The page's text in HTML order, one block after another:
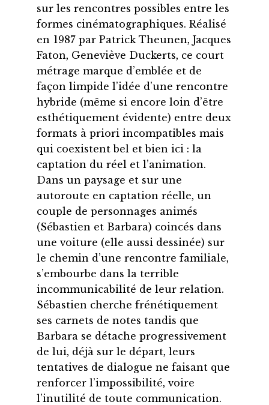
sur les rencontres possibles entre les
formes cinématographiques. Réalisé
en 1987 par Patrick Theunen, Jacques
Faton, Geneviève Duckerts, ce court
métrage marque d’emblée et de
façon limpide l’idée d’une rencontre
hybride (même si encore loin d’être
esthétiquement évidente) entre deux
formats à priori incompatibles mais
qui coexistent bel et bien ici : la
captation du réel et l’animation.
Dans un paysage et sur une
autoroute en captation réelle, un
couple de personnages animés
(Sébastien et Barbara) coincés dans
une voiture (elle aussi dessinée) sur
le chemin d’une rencontre familiale,
s’embourbe dans la terrible
incommunicabilité de leur relation.
Sébastien cherche frénétiquement
ses carnets de notes tandis que
Barbara se détache progressivement
de lui, déjà sur le départ, leurs
tentatives de dialogue ne faisant que
renforcer l’impossibilité, voire
l’inutilité de toute communication.